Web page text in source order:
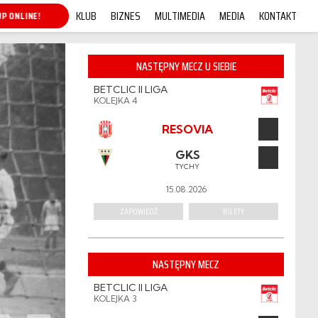
ONLINE! KLUB BIZNES MULTIMEDIA MEDIA KONTAKT
NASTĘPNY MECZ U SIEBIE
BETCLIC II LIGA
KOLEJKA 4
RESOVIA
GKS
TYCHY
15.08.2026
ZAPOWIEDŹ BILETY
NASTĘPNY MECZ
BETCLIC II LIGA
KOLEJKA 3